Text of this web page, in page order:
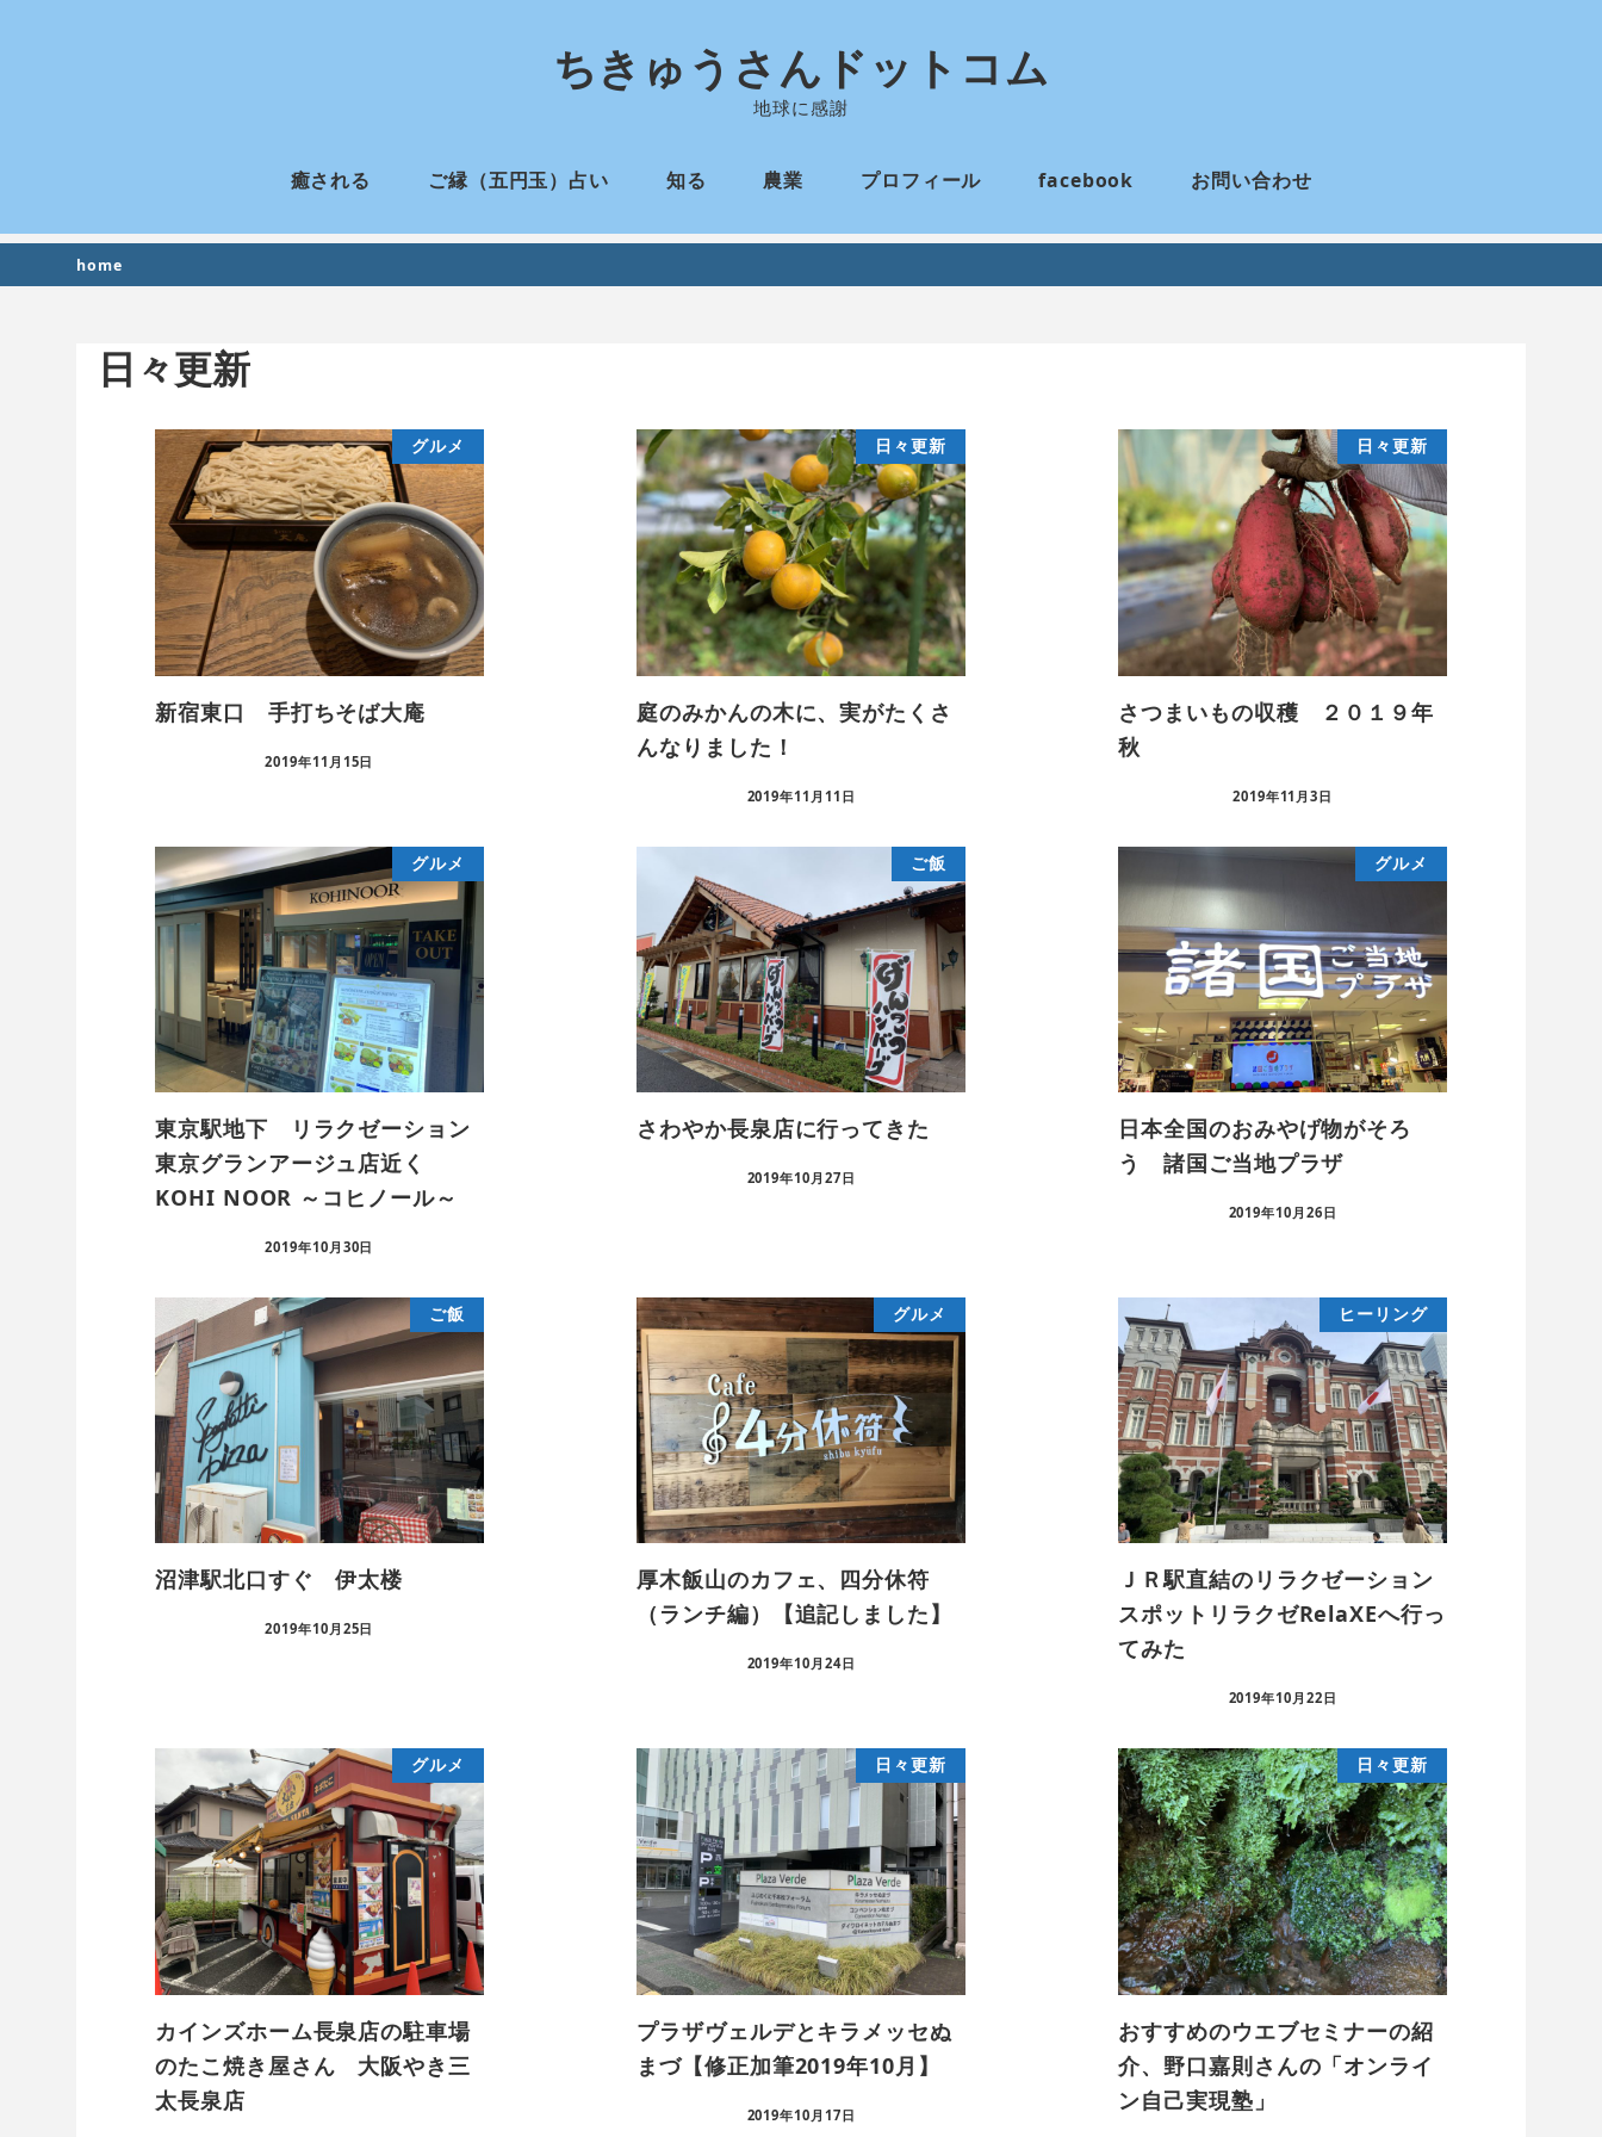
ちきゅうさんドットコム
地球に感謝
癒される ご縁（五円玉）占い 知る 農業 プロフィール facebook お問い合わせ
home
日々更新
グルメ
新宿東口 手打ちそば大庵
2019年11月15日
日々更新
庭のみかんの木に、実がたくさ
んなりました！
2019年11月11日
日々更新
さつまいもの収穫 ２０１９年
秋
2019年11月3日
グルメ
東京駅地下 リラクゼーション
東京グランアージュ店近く
KOHI NOOR ～コヒノール～
2019年10月30日
ご飯
さわやか長泉店に行ってきた
2019年10月27日
グルメ
日本全国のおみやげ物がそろ
う 諸国ご当地プラザ
2019年10月26日
ご飯
沼津駅北口すぐ 伊太楼
2019年10月25日
グルメ
厚木飯山のカフェ、四分休符
（ランチ編）【追記しました】
2019年10月24日
ヒーリング
ＪＲ駅直結のリラクゼーション
スポットリラクゼRelaXEへ行っ
てみた
2019年10月22日
グルメ
カインズホーム長泉店の駐車場
のたこ焼き屋さん 大阪やき三
太長泉店
日々更新
プラザヴェルデとキラメッセぬ
まづ【修正加筆2019年10月】
2019年10月17日
日々更新
おすすめのウエブセミナーの紹
介、野口嘉則さんの「オンライ
ン自己実現塾」